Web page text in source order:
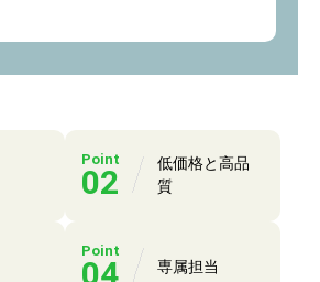
Point
02
低価格と高品
質
Point
04 専属担当